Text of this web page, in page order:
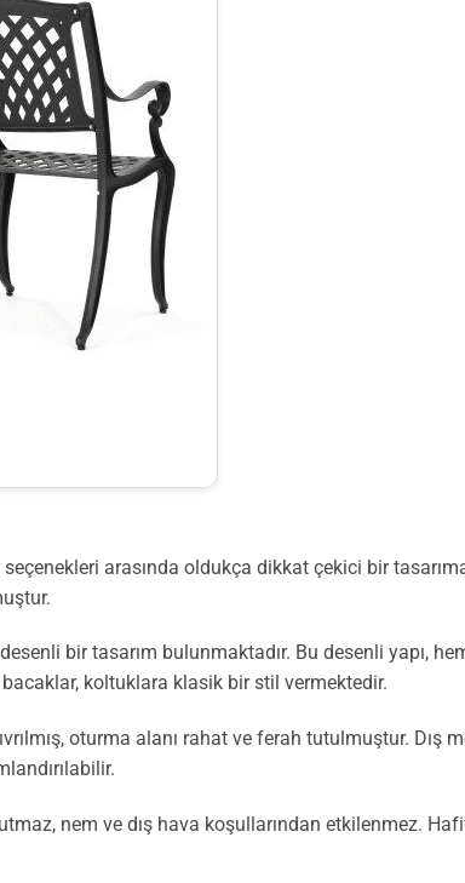
arasında oldukça dikkat çekici bir
bir tasarım bulunmaktadır. Bu desenli yapı,
koltuklara klasik bir stil vermektedir.
oturma alanı rahat ve ferah tutulmuştur.
nem ve dış hava koşullarından etkilenmez.